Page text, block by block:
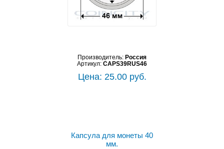
Производитель: Россия
Артикул: CAPS39RUS46
Цена: 25.00 руб.
Капсула для монеты 40
мм.